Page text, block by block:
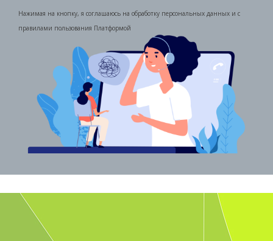
Нажимая на кнопку, я соглашаюсь на обработку персональных данных и с
правилами пользования Платформой